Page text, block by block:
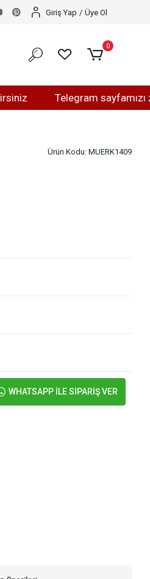
Telegram sayfamızı ziyaret
Giriş Yap / Üye Ol
0
Ürün Kodu: MUERK1409
WHATSAPP İLE SİPARİŞ VER